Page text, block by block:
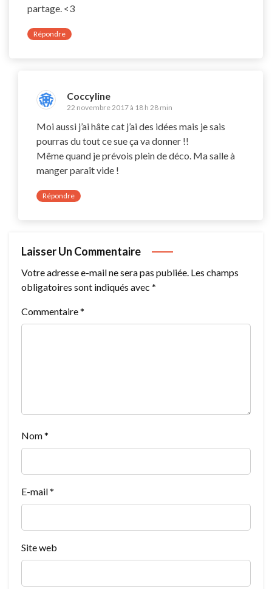
partage. <3
Répondre
Coccyline
22 novembre 2017 à 18 h 28 min
Moi aussi j’ai hâte cat j’ai des idées mais je sais
pourras du tout ce sue ça va donner !!
Même quand je prévois plein de déco. Ma salle à
manger paraît vide !
Répondre
Laisser Un Commentaire
Votre adresse e-mail ne sera pas publiée. Les champs
obligatoires sont indiqués avec *
Commentaire*
Nom*
E-mail*
Site web